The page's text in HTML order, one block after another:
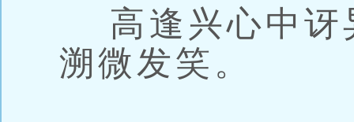
高逢兴心中讶
溯微发笑。